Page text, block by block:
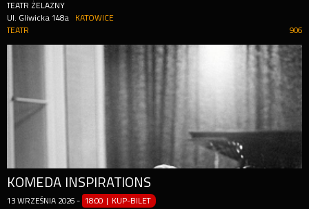
TEATR ŻELAZNY
Ul. Gliwicka 148a
KATOWICE
906
TEATR
KOMEDA INSPIRATIONS
13 WRZEŚNIA 2026 - 18:00 | KUP-BILET